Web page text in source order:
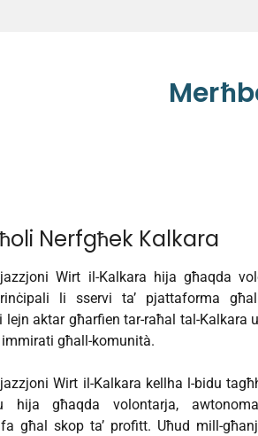
Nerfgħek Kalkara
Wirt il-Kalkara hija għaqda
li sservi ta’ pjattaforma
lejn aktar għarfien tar-raħal tal-Kalkara
għall-komunità.
Wirt il-Kalkara kellha l-bidu
hija għaqda volontarja,
għal skop ta’ profitt. Uħud mill-